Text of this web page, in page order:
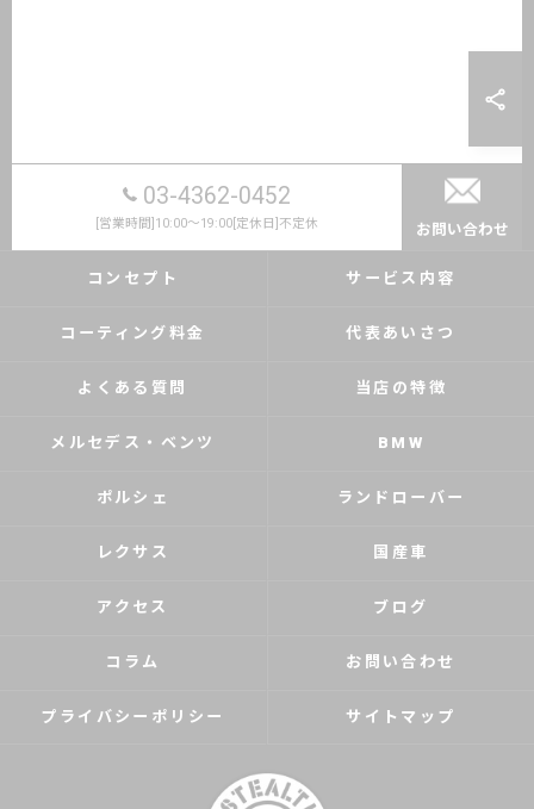
03-4362-0452
[営業時間]10:00～19:00[定休日]不定休 お問い合わせ
コンセプト サービス内容
コーティング料金 代表あいさつ
よくある質問 当店の特徴
メルセデス・ベンツ BMW
ポルシェ ランドローバー
レクサス 国産車
アクセス ブログ
コラム お問い合わせ
プライバシーポリシー サイトマップ